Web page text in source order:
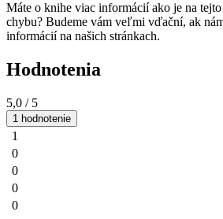
Máte o knihe viac informácií ako je na tejto
chybu? Budeme vám veľmi vďační, ak
informácií na našich stránkach.
Hodnotenia
5,0 / 5
1 hodnotenie
1
0
0
0
0